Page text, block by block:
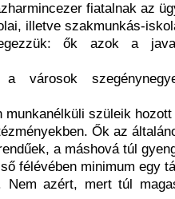
fiatalnak az
illetve szakmunkás-
ők azok a
városok
szüleik
Ők az
a máshová túl
félévében minimum egy
Nem azért, mert túl